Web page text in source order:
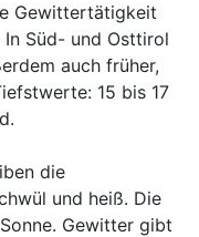
Gewittertätigkeit
Süd- und Osttirol
auch früher,
15 bis 17
die
und heiß. Die
Gewitter gibt